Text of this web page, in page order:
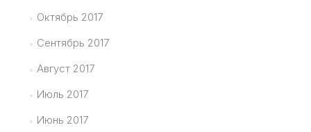
Октябрь 2017
Сентябрь 2017
Август 2017
Июль 2017
Июнь 2017